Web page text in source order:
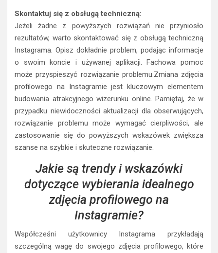
Skontaktuj się z obsługą techniczną:
Jeżeli żadne z powyższych rozwiązań nie przyniosło
rezultatów, warto skontaktować się z obsługą techniczną
Instagrama. Opisz dokładnie problem, podając informacje
o swoim koncie i używanej aplikacji. Fachowa pomoc
może przyspieszyć rozwiązanie problemu.Zmiana zdjęcia
profilowego na Instagramie jest kluczowym elementem
budowania atrakcyjnego wizerunku online. Pamiętaj, że w
przypadku niewidoczności aktualizacji dla obserwujących,
rozwiązanie problemu może wymagać cierpliwości, ale
zastosowanie się do powyższych wskazówek zwiększa
szanse na szybkie i skuteczne rozwiązanie.
Jakie są trendy i wskazówki
dotyczące wybierania idealnego
zdjęcia profilowego na
Instagramie?
Współcześni użytkownicy Instagrama przykładają
szczególną wagę do swojego zdjęcia profilowego, które